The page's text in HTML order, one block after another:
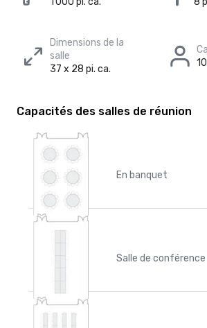
Dimensions de la
salle
37 x 28 pi. ca.
Capacités des salles de réunion
En banquet
Salle de conférence